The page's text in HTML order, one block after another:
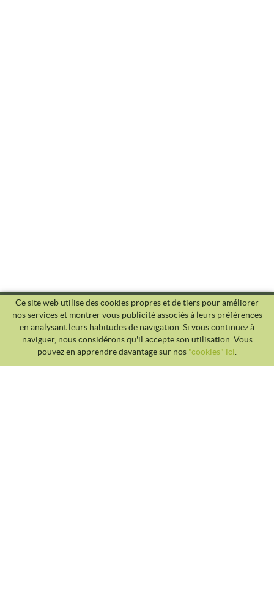
Ce site web utilise des cookies propres et de tiers pour améliorer
nos services et montrer vous publicité associés à leurs préférences
en analysant leurs habitudes de navigation. Si vous continuez à
naviguer, nous considérons qu'il accepte son utilisation. Vous
pouvez en apprendre davantage sur nos "cookies" ici